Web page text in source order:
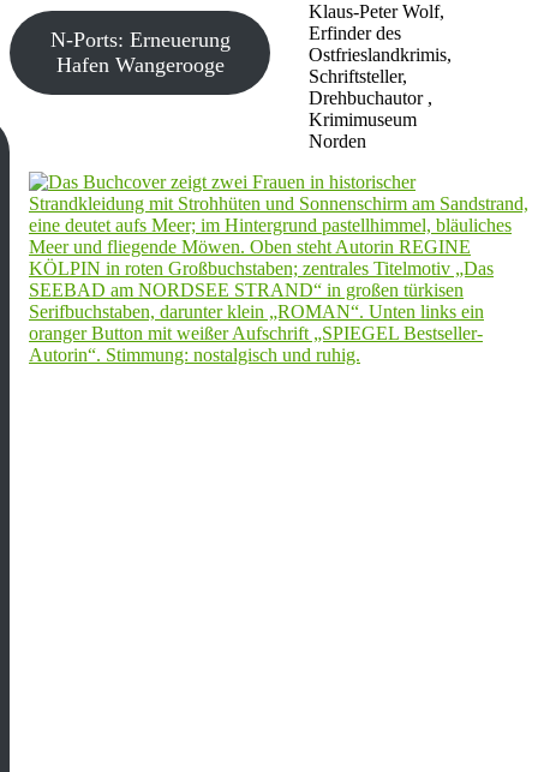
Klaus-Peter Wolf,
Erfinder des
Ostfrieslandkrimis,
Schriftsteller,
Drehbuchautor ,
Krimimuseum
Norden
N-Ports: Erneuerung
Hafen Wangerooge